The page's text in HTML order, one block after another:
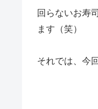
回らないお寿
ます（笑）
それでは、今